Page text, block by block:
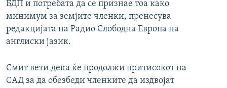
БДП и потребата да се признае тоа како
минимум за земјите членки, пренесува
редакцијата на Радио Слободна Европа на
англиски јазик.
Смит вети дека ќе продолжи притисокот на
САД за да обезбеди членките да издвојат